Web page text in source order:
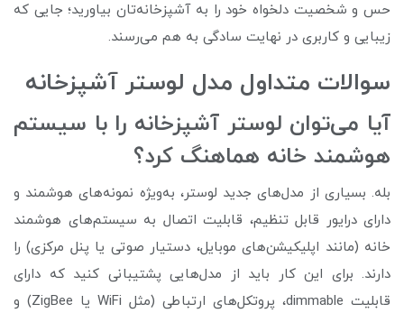
حس و شخصیت دلخواه خود را به آشپزخانه‌تان بیاورید؛ جایی که
زیبایی و کاربری در نهایت سادگی به هم می‌رسند.
سوالات متداول مدل لوستر آشپزخانه
آیا می‌توان لوستر آشپزخانه را با سیستم
هوشمند خانه هماهنگ کرد؟
بله. بسیاری از مدل‌های جدید لوستر، به‌ویژه نمونه‌های هوشمند و
دارای درایور قابل تنظیم، قابلیت اتصال به سیستم‌های هوشمند
خانه (مانند اپلیکیشن‌های موبایل، دستیار صوتی یا پنل مرکزی) را
دارند. برای این کار باید از مدل‌هایی پشتیبانی کنید که دارای
قابلیت dimmable، پروتکل‌های ارتباطی (مثل WiFi یا ZigBee) و